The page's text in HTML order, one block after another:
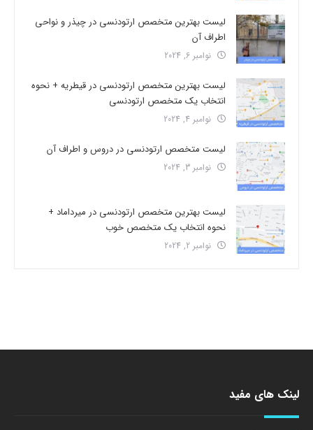
لیست بهترین متخصص ارتودنسی در چیذر و نواحی
اطراف آن
نوامبر 6, 2024
لیست بهترین متخصص ارتودنسی در قیطریه + نحوه
انتخاب یک متخصص ارتودنسی
نوامبر 4, 2024
لیست متخصص ارتودنسی در دروس و اطراف آن
نوامبر 3, 2024
لیست بهترین متخصص ارتودنسی در میرداماد +
نحوه انتخاب یک متخصص خوب
نوامبر 2, 2024
لینک های مفید